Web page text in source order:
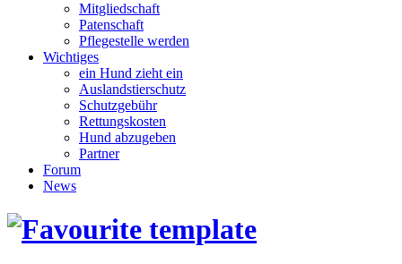
Mitgliedschaft
Patenschaft
Pflegestelle werden
Wichtiges
ein Hund zieht ein
Auslandstierschutz
Schutzgebühr
Rettungskosten
Hund abzugeben
Partner
Forum
News